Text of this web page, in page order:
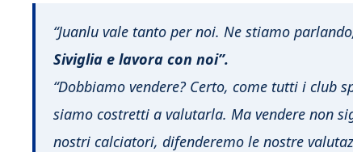
“Juanlu vale tanto per noi. Ne stiamo
Siviglia e lavora con noi”.
“Dobbiamo vendere? Certo, come tutti i club
siamo costretti a valutarla. Ma vendere non
nostri calciatori, difenderemo le nostre